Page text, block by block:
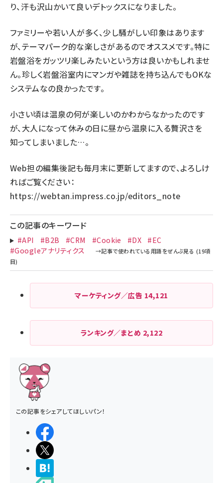
り、汗も沢山かいて良いデトックスになりました。
ファミリーや若い人が多く、少し騒がしい印象はあります
が、テーマパーク的な楽しさがあるのでオススメです。特に
岩盤浴をガッツリ楽しみたいという方は良いかもしれませ
ん。珍しく岩盤浴室内にマンガや雑誌を持ち込んでもOKな
システムなの良かったです。
小さい頃は温泉の何が楽しいのかわからなかったのです
が、大人になって休みの日に昼から温泉に入る贅沢さを
知ってしまいました…。
Web担の編集後記も毎月末に更新してますので、よろしけ
ればご覧ください：
https://webtan.impress.co.jp/editors_note
この記事のキーワード
#API #B2B #CRM #Cookie #DX
#EC
#Googleアナリティクス
マーケティング／広告 14,121
ランキング／まとめ 2,122
この記事をシェアしてほしいパン！